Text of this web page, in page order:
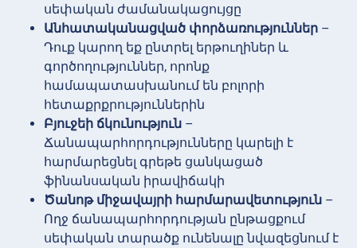
սեփական ժամանակացույցը
Անհատականացված փորձառություններ –
Դուք կարող եք ընտրել երթուղիներ և
գործողություններ, որոնք
համապատասխանում են բոլորի
հետաքրքրություններին
Բյուջեի ճկունություն –
Ճանապարհորդությունները կարելի է
հարմարեցնել գրեթե ցանկացած
ֆինանսական իրավիճակի
Ծանոթ միջավայրի հարմարավետություն –
Ողջ ճանապարհորդության ընթացքում
սեփական տարածք ունենալը նվազեցնում է